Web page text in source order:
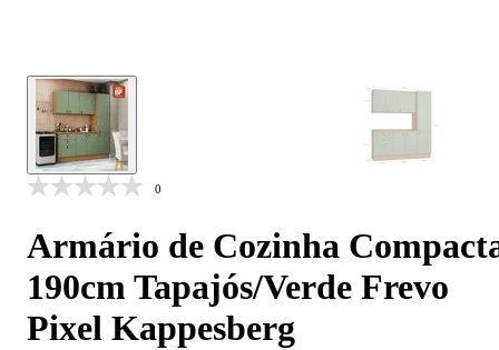
0
Armário de Cozinha
190cm Tapajós/Verde Frevo
Pixel Kappesberg